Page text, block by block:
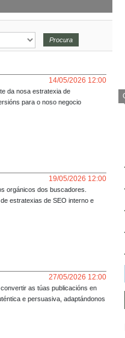
14/05/2026 12:00
da nosa estratexia de
para o noso negocio
de 3 anos de experiencia en
19/05/2026 12:00
orgánicos dos buscadores.
estratexias de SEO interno e
Monseñor de Talavera,
dixital, entre outros.
27/05/2026 12:00
as túas publicacións en
e persuasiva, adaptándonos